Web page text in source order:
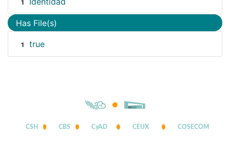
1
Has File(s)
1 true
CSH CBS CyAD CEUX COSECOM